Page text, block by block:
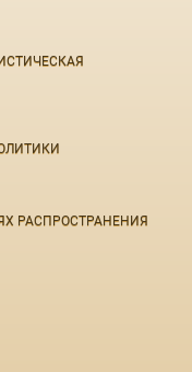
РАСПРОСТРАНЕНИЯ